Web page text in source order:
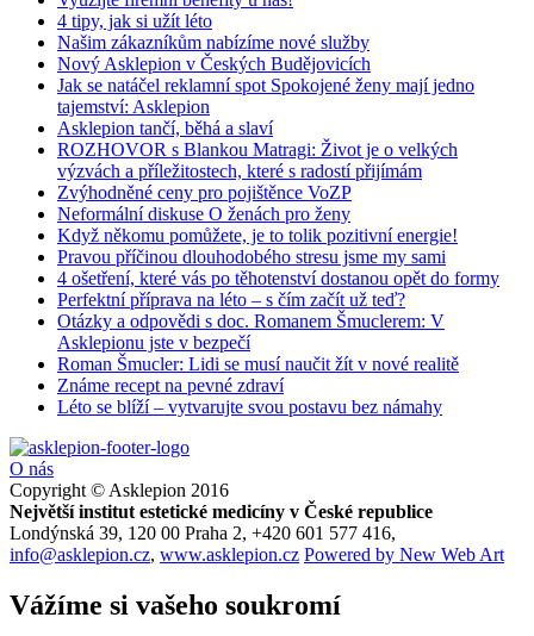
4 tipy, jak si užít léto
Našim zákazníkům nabízíme nové služby
Nový Asklepion v Českých Budějovicích
Jak se natáčel reklamní spot Spokojené ženy mají jedno
tajemství: Asklepion
Asklepion tančí, běhá a slaví
ROZHOVOR s Blankou Matragi: Život je o velkých
výzvách a příležitostech, které s radostí přijímám
Zvýhodněné ceny pro pojištěnce VoZP
Neformální diskuse O ženách pro ženy
Když někomu pomůžete, je to tolik pozitivní energie!
Pravou příčinou dlouhodobého stresu jsme my sami
4 ošetření, které vás po těhotenství dostanou opět do formy
Perfektní příprava na léto – s čím začít už teď?
Otázky a odpovědi s doc. Romanem Šmuclerem: V
Asklepionu jste v bezpečí
Roman Šmucler: Lidi se musí naučit žít v nové realitě
Známe recept na pevné zdraví
Léto se blíží – vytvarujte svou postavu bez námahy
O nás
Copyright © Asklepion 2016
Největší institut estetické medicíny v České republice
Londýnská 39, 120 00 Praha 2, +420 601 577 416,
info@asklepion.cz, www.asklepion.cz Powered by New Web Art
Vážíme si vašeho soukromí